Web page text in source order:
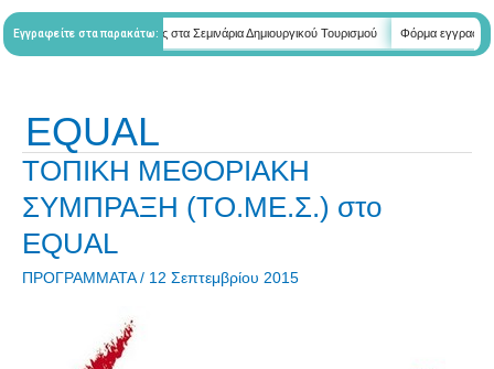
Εγγραφείτε στα παρακάτω:
Φόρμα εγγραφής στα Σεμινάρια Δημιουργικού Τουρισμού Φόρμα εγγραφής στα
EQUAL
ΤΟΠΙΚΗ ΜΕΘΟΡΙΑΚΗ
ΣΥΜΠΡΑΞΗ (ΤΟ.ΜΕ.Σ.) στο
EQUAL
ΠΡΟΓΡΑΜΜΑΤΑ/ 12 Σεπτεμβρίου 2015
ΤΟΠΙΚΗ
ΣΥΜΠΡΑΞΗ
(ΤΟ.ΜΕ.Σ.)
EQUAL